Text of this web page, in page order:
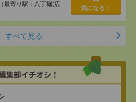
最寄り駅：八丁堀(広
気になる！
すべて見る